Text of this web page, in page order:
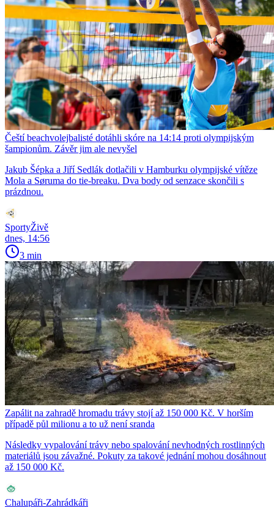
Čeští beachvolejbalisté dotáhli skóre na 14:14 proti olympijským
šampionům. Závěr jim ale nevyšel
Jakub Šépka a Jiří Sedlák dotlačili v Hamburku olympijské vítěze
Mola a Søruma do tie-breaku. Dva body od senzace skončili s
prázdnou.
SportyŽivě
dnes, 14:56
3 min
Zapálit na zahradě hromadu trávy stojí až 150 000 Kč. V horším
případě půl milionu a to už není sranda
Následky vypalování trávy nebo spalování nevhodných rostlinných
materiálů jsou závažné. Pokuty za takové jednání mohou dosáhnout
až 150 000 Kč.
Chalupáři-Zahrádkáři